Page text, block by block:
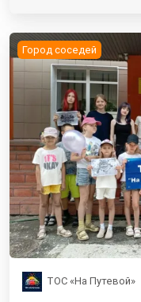
Город соседей
ТОС «На Путевой»